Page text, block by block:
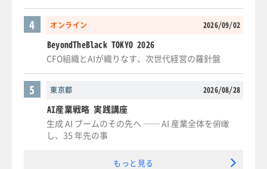
オンライン 2026/09/02
4
BeyondTheBlack TOKYO 2026
CFO組織とAIが織りなす、次世代経営の羅針盤
東京都 2026/08/28
5
AI産業戦略 実践講座
生成 AI ブームのその先へ ── AI 産業全体を俯瞰
し、35 年先の事
もっと見る